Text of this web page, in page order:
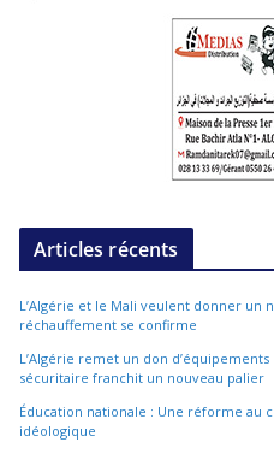
Articles récents
L’Algérie et le Mali veulent donner un
réchauffement se confirme
L’Algérie remet un don
sécuritaire franchit un nouveau palier
Éducation nationale : Une réforme au
idéologique